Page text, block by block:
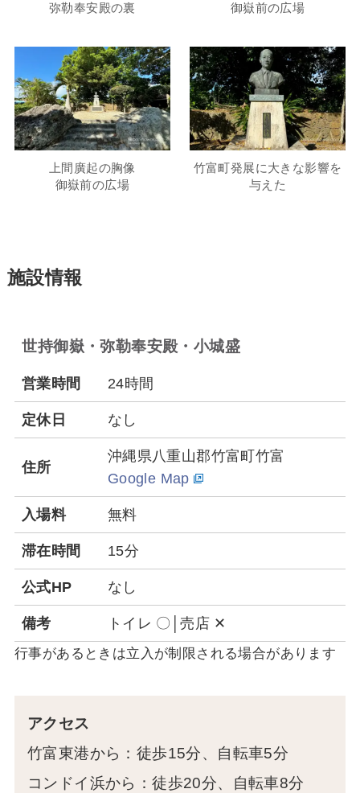
弥勒奉安殿の裏 御嶽前の広場
上間廣起の胸像
御嶽前の広場
竹富町発展に大きな影響を
与えた
施設情報
世持御嶽・弥勒奉安殿・小城盛
営業時間 24時間
定休日 なし
住所
沖縄県八重山郡竹富町竹富
Google Map
入場料 無料
滞在時間 15分
公式HP なし
備考 トイレ 〇│売店 ✕
行事があるときは立入が制限される場合があります
アクセス
竹富東港から：徒歩15分、自転車5分
コンドイ浜から：徒歩20分、自転車8分